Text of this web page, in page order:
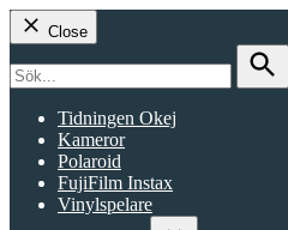
Close
for:
Tidningen Okej
Kameror
Polaroid
FujiFilm Instax
Vinylspelare